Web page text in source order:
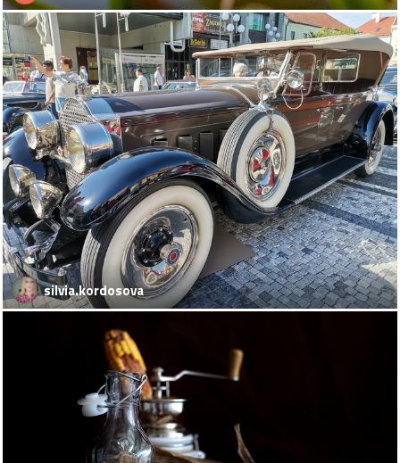
silvia.kordosova